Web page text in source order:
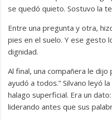
se quedó quieto. Sostuvo la
Entre una pregunta y otra,
pies en el suelo. Y ese gesto
dignidad.
Al final, una compañera le dijo
ayudó a todos.” Silvano leyó
halago superficial. Era un
liderando antes que sus